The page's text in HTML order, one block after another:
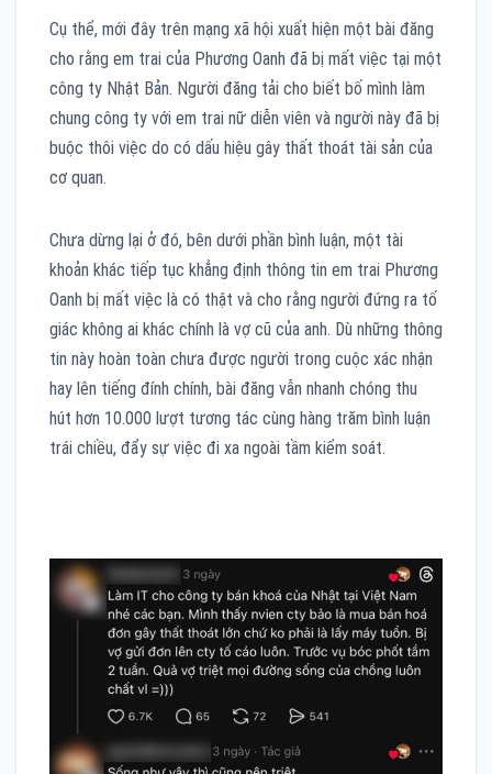
Cụ thể, mới đây trên mạng xã hội xuất hiện một bài đăng
cho rằng em trai của Phương Oanh đã bị mất việc tại một
công ty Nhật Bản. Người đăng tải cho biết bố mình làm
chung công ty với em trai nữ diễn viên và người này đã bị
buộc thôi việc do có dấu hiệu gây thất thoát tài sản của
cơ quan.
Chưa dừng lại ở đó, bên dưới phần bình luận, một tài
khoản khác tiếp tục khẳng định thông tin em trai Phương
Oanh bị mất việc là có thật và cho rằng người đứng ra tố
giác không ai khác chính là vợ cũ của anh. Dù những thông
tin này hoàn toàn chưa được người trong cuộc xác nhận
hay lên tiếng đính chính, bài đăng vẫn nhanh chóng thu
hút hơn 10.000 lượt tương tác cùng hàng trăm bình luận
trái chiều, đẩy sự việc đi xa ngoài tầm kiểm soát.